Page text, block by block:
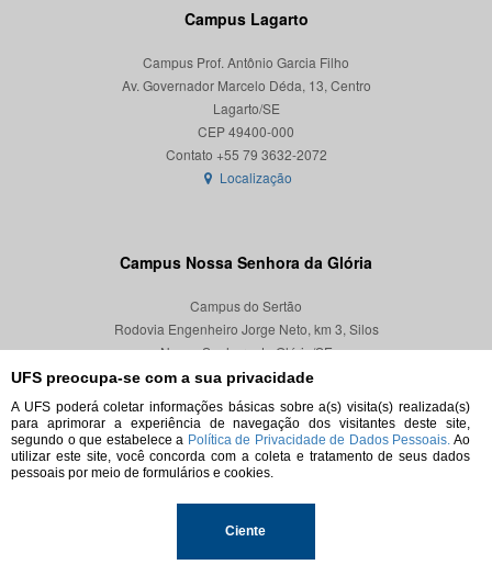
UFS preocupa-se com a sua privacidade
A UFS poderá coletar informações básicas sobre a(s) visita(s) realizada(s)
para aprimorar a experiência de navegação dos visitantes deste site,
segundo o que estabelece a Política de Privacidade de Dados Pessoais. Ao
utilizar este site, você concorda com a coleta e tratamento de seus dados
pessoais por meio de formulários e cookies.
Ciente
Campus Lagarto
Campus Prof. Antônio Garcia Filho
Av. Governador Marcelo Déda, 13, Centro
Lagarto/SE
CEP 49400-000
Localização
Campus Nossa Senhora da Glória
Campus do Sertão
Rodovia Engenheiro Jorge Neto, km 3, Silos
Nossa Senhora da Glória/SE
CEP 49680-000
Localização
© 2026. Todos os direitos reservados.
Universidade Federal de Sergipe.